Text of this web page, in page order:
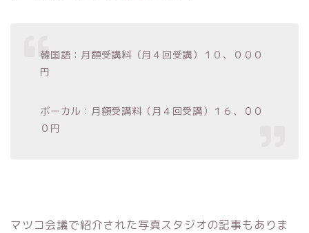
韓国語：月額受講料（月４回受講）１０、０００
円
ボーカル：月額受講料（月４回受講）１６、００
０円
マツコ会議で紹介された写真スタジオの記事もありま